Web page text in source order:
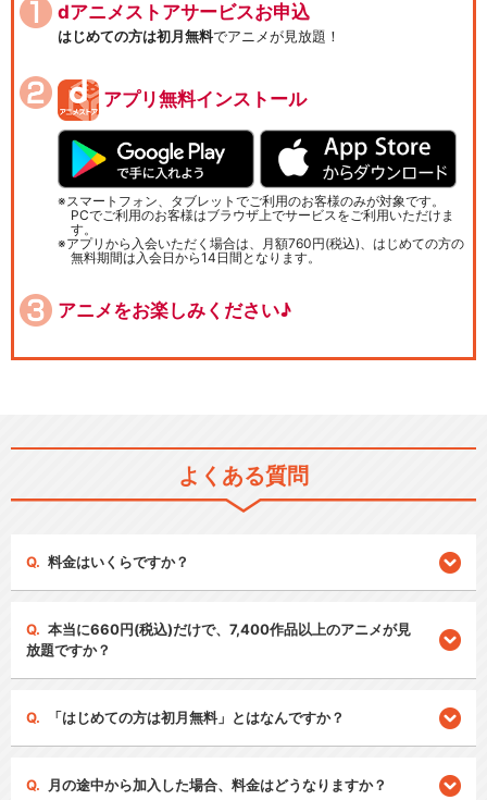
dアニメストアサービスお申込
はじめての方は初月無料でアニメが見放題！
アプリ無料インストール
スマートフォン、タブレットでご利用のお客様のみが対象です。
PCでご利用のお客様はブラウザ上でサービスをご利用いただけま
す。
アプリから入会いただく場合は、月額760円(税込)、はじめての方の
無料期間は入会日から14日間となります。
アニメをお楽しみください♪
よくある質問
料金はいくらですか？
本当に660円(税込)だけで、7,400作品以上のアニメが見
放題ですか？
「はじめての方は初月無料」とはなんですか？
月の途中から加入した場合、料金はどうなりますか？